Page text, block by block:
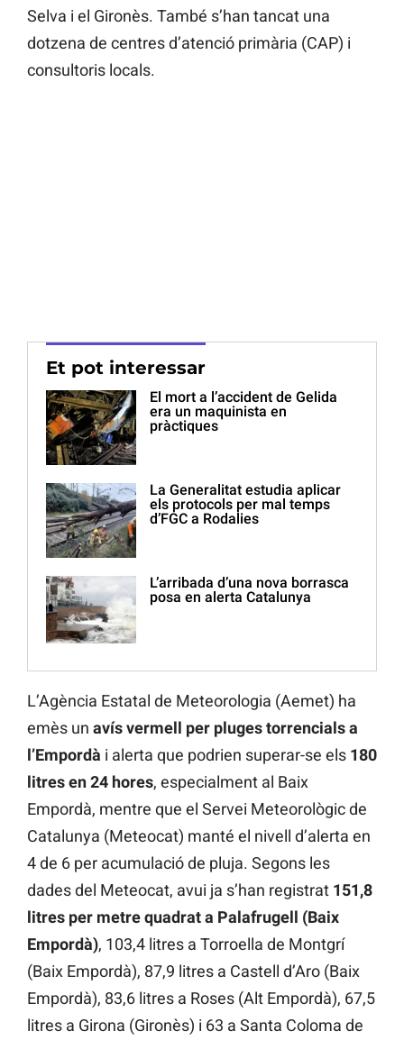
Selva i el Gironès. També s’han tancat una
dotzena de centres d’atenció primària (CAP) i
consultoris locals.
Et pot interessar
El mort a l’accident de Gelida
era un maquinista en
pràctiques
La Generalitat estudia aplicar
els protocols per mal temps
d’FGC a Rodalies
L’arribada d’una nova borrasca
posa en alerta Catalunya
L’Agència Estatal de Meteorologia (Aemet) ha
emès un avís vermell per pluges torrencials a
l’Empordà i alerta que podrien superar-se els 180
litres en 24 hores, especialment al Baix
Empordà, mentre que el Servei Meteorològic de
Catalunya (Meteocat) manté el nivell d’alerta en
4 de 6 per acumulació de pluja. Segons les
dades del Meteocat, avui ja s’han registrat 151,8
litres per metre quadrat a Palafrugell (Baix
Empordà), 103,4 litres a Torroella de Montgrí
(Baix Empordà), 87,9 litres a Castell d’Aro (Baix
Empordà), 83,6 litres a Roses (Alt Empordà), 67,5
litres a Girona (Gironès) i 63 a Santa Coloma de